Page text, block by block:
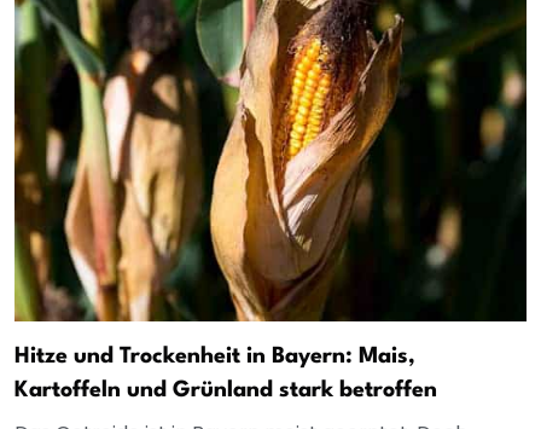
Hitze und Trockenheit in Bayern: Mais,
Kartoffeln und Grünland stark betroffen